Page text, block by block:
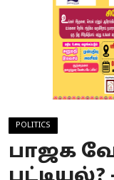
Special Story
POLITICS
பாஜக